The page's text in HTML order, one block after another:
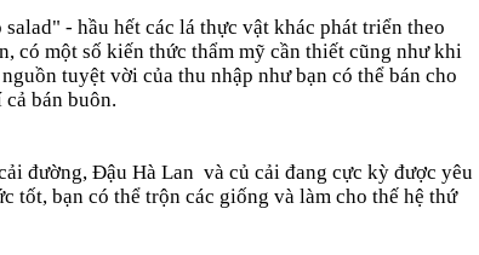
- hầu hết các lá thực vật khác phát triển theo
có một số kiến thức thẩm mỹ cần thiết cũng như khi
tuyệt vời của thu nhập như bạn có thể bán cho
bán buôn.
đường, Đậu Hà Lan và củ cải đang cực kỳ được yêu
tốt, bạn có thể trộn các giống và làm cho thế hệ thứ